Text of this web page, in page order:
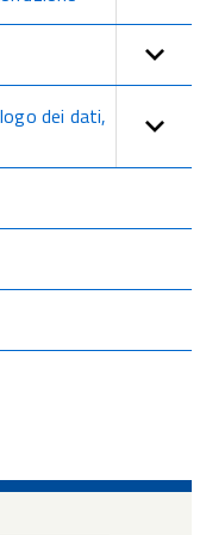
dei dati,